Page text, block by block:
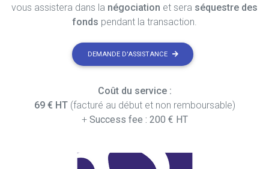
vous assistera dans la négociation et sera séquestre des
fonds pendant la transaction.
DEMANDE D'ASSISTANCE
Coût du service :
69 € HT(facturé au début et non remboursable)
+ Success fee : 200 € HT